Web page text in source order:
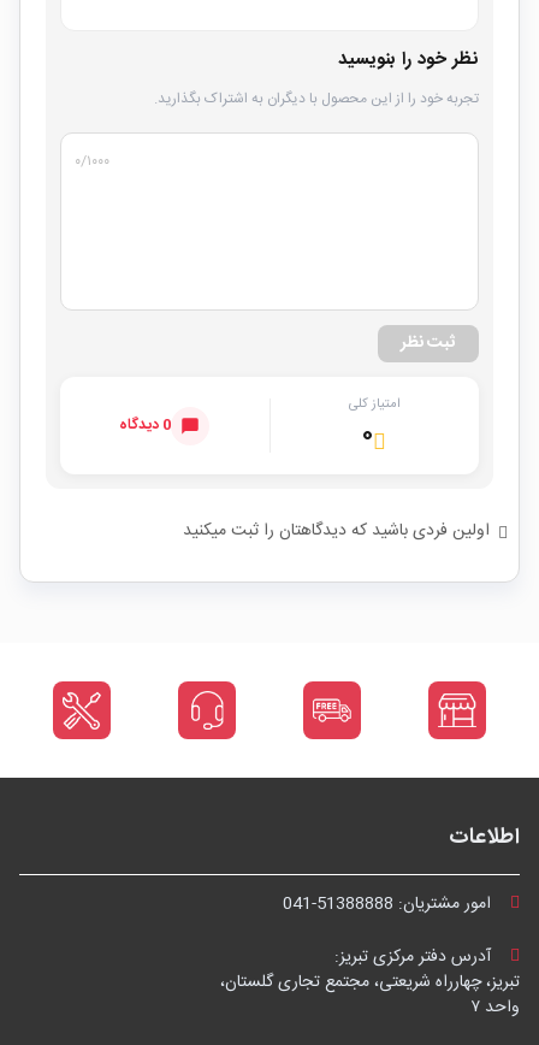
نظر خود را بنویسید
تجربه خود را از این محصول با دیگران به اشتراک بگذارید.
۰/۱۰۰۰
ثبت نظر
امتیاز کلی
۰ 0 دیدگاه
اولین فردی باشید که دیدگاهتان را ثبت میکنید
اطلاعات
امور مشتریان: 041-51388888
آدرس دفتر مرکزی تبریز:
تبریز، چهارراه شریعتی، مجتمع تجاری گلستان،
واحد ۷